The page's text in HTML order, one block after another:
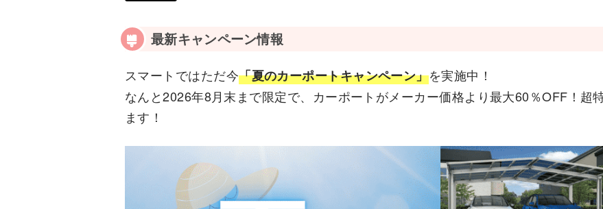
最新キャンペーン情報
スマートではただ今「夏のカーポートキャンペーン」を実施中！
なんと2026年8月末まで限定で、カーポートがメーカー価格より最大60％OFF！超
ます！